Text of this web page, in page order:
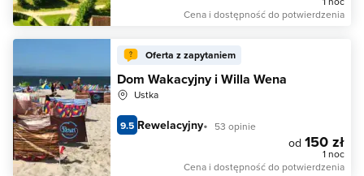
Cena i dostępność do potwierdzenia
Oferta z zapytaniem
Dom Wakacyjny i Willa Wena
Ustka
9.5 Rewelacyjny 53 opinie
od 150 zł
1 noc
Cena i dostępność do potwierdzenia